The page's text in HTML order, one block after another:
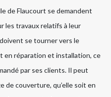
de Flaucourt se demandent
les travaux relatifs à leur
se tourner vers le
en réparation et installation, ce
par ses clients. Il peut
de couverture, qu’elle soit en